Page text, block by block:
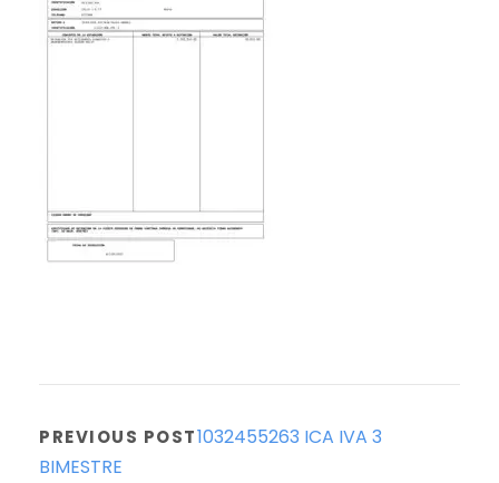
PREVIOUS POST1032455263 ICA IVA 3
BIMESTRE